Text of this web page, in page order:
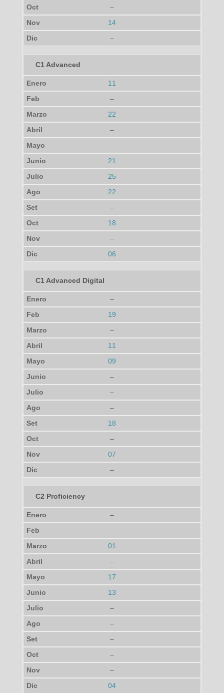
–
14
–
C1 Advanced
11
–
22
–
–
21
25
22
–
18
–
06
C1 Advanced Digital
–
19
–
11
09
–
–
–
18
–
07
–
C2 Proficiency
–
–
01
–
17
13
–
–
–
–
–
04